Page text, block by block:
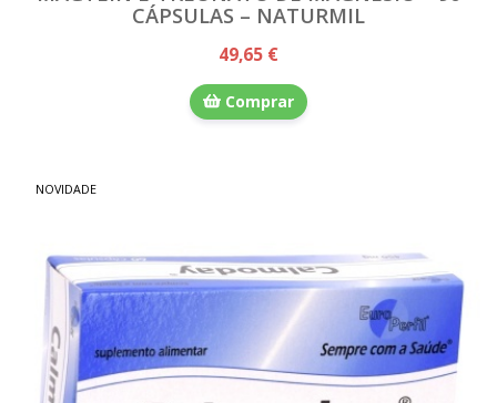
CÁPSULAS – NATURMIL
49,65 €
Comprar
NOVIDADE